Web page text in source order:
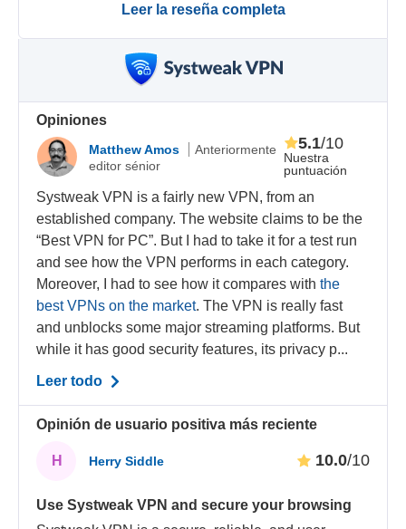
Leer la reseña completa
Opiniones
Matthew Amos
Anteriormente
editor sénior
Nuestra
puntuación
5.1/10
Systweak VPN is a fairly new VPN, from an
established company. The website claims to be the
“Best VPN for PC”. But I had to take it for a test run
and see how the VPN performs in each category.
Moreover, I had to see how it compares withthe
best VPNs on the market. The VPN is really fast
and unblocks some major streaming platforms. But
while it has good security features, its privacy p...
Leer todo
Opinión de usuario positiva más reciente
H Herry Siddle 10.0/10
Use Systweak VPN and secure your browsing